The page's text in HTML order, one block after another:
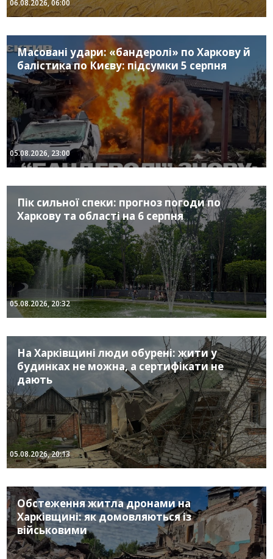
06.08.2026, 06:00
Масовані удари: «бандеролі» по Харкову й
балістика по Києву: підсумки 5 серпня
05.08.2026, 23:00
Пік сильної спеки: прогноз погоди по
Харкову та області на 6 серпня
05.08.2026, 20:32
На Харківщині люди обурені: жити у
будинках не можна, а сертифікати не
дають
05.08.2026, 20:13
Обстеження житла дронами на
Харківщині: як домовляються із
військовими